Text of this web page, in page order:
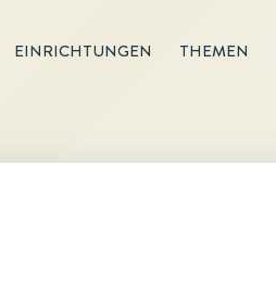
EINRICHTUNGEN THEMEN